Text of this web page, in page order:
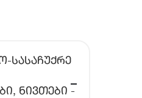
ᲡᲐᲡᲐᲩᲣᲥᲠᲔ
ᲜᲘᲕᲗᲔᲑᲘ -